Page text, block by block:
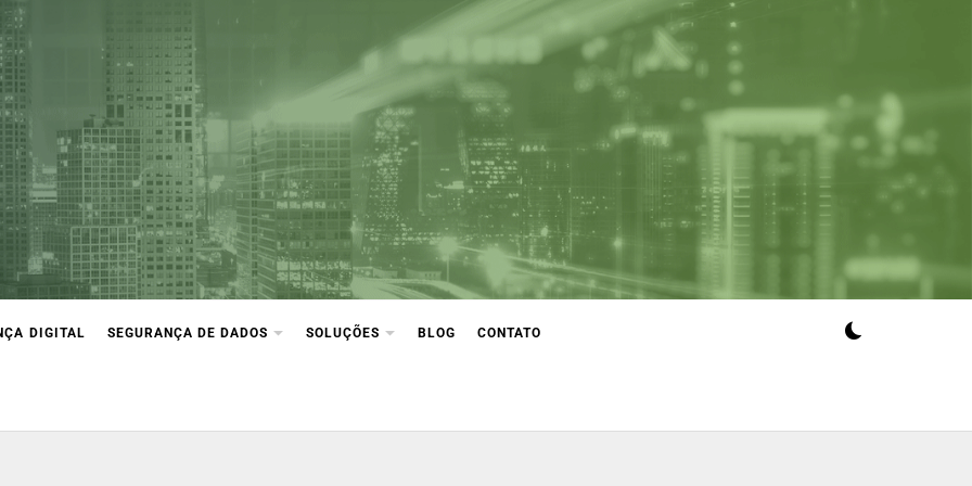
Digital
e compliance
DIGITAL SEGURANÇA DE DADOS SOLUÇÕES BLOG CONTATO